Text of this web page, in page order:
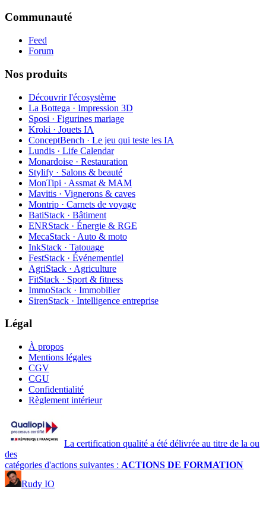
Communauté
Feed
Forum
Nos produits
Découvrir l'écosystème
La Bottega · Impression 3D
Sposi · Figurines mariage
Kroki · Jouets IA
ConceptBench · Le jeu qui teste les IA
Lundis · Life Calendar
Monardoise · Restauration
Stylify · Salons & beauté
MonTipi · Assmat & MAM
Mavitis · Vignerons & caves
Montrip · Carnets de voyage
BatiStack · Bâtiment
ENRStack · Énergie & RGE
MecaStack · Auto & moto
InkStack · Tatouage
FestStack · Événementiel
AgriStack · Agriculture
FitStack · Sport & fitness
ImmoStack · Immobilier
SirenStack · Intelligence entreprise
Légal
À propos
Mentions légales
CGV
CGU
Confidentialité
Règlement intérieur
La certification qualité a été délivrée au titre de la ou
des
catégories d'actions suivantes : ACTIONS DE FORMATION
Rudy IO